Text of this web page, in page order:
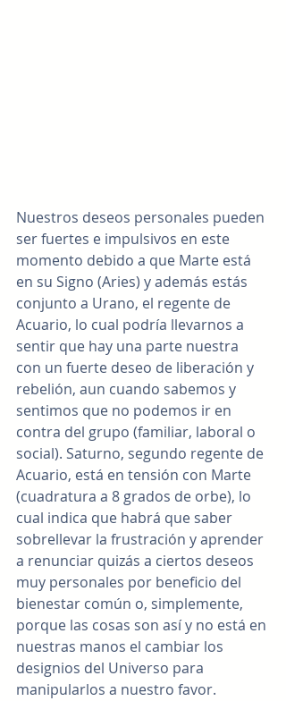
Nuestros deseos personales pueden
ser fuertes e impulsivos en este
momento debido a que Marte está
en su Signo (Aries) y además estás
conjunto a Urano, el regente de
Acuario, lo cual podría llevarnos a
sentir que hay una parte nuestra
con un fuerte deseo de liberación y
rebelión, aun cuando sabemos y
sentimos que no podemos ir en
contra del grupo (familiar, laboral o
social). Saturno, segundo regente de
Acuario, está en tensión con Marte
(cuadratura a 8 grados de orbe), lo
cual indica que habrá que saber
sobrellevar la frustración y aprender
a renunciar quizás a ciertos deseos
muy personales por beneficio del
bienestar común o, simplemente,
porque las cosas son así y no está en
nuestras manos el cambiar los
designios del Universo para
manipularlos a nuestro favor.